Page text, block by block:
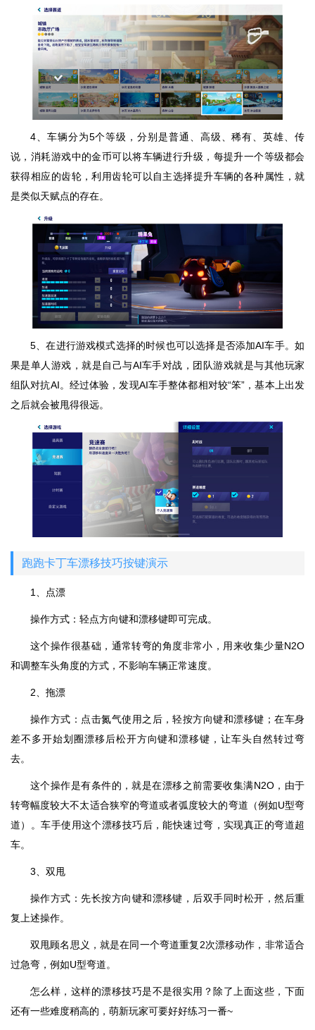
4、车辆分为5个等级，分别是普通、高级、稀有、英雄、传
说，消耗游戏中的金币可以将车辆进行升级，每提升一个等级都会
获得相应的齿轮，利用齿轮可以自主选择提升车辆的各种属性，就
是类似天赋点的存在。
5、在进行游戏模式选择的时候也可以选择是否添加AI车手。如
果是单人游戏，就是自己与AI车手对战，团队游戏就是与其他玩家
组队对抗AI。经过体验，发现AI车手整体都相对较“笨”，基本上出发
之后就会被甩得很远。
跑跑卡丁车漂移技巧按键演示
1、点漂
操作方式：轻点方向键和漂移键即可完成。
这个操作很基础，通常转弯的角度非常小，用来收集少量N2O
和调整车头角度的方式，不影响车辆正常速度。
2、拖漂
操作方式：点击氮气使用之后，轻按方向键和漂移键；在车身
差不多开始划圈漂移后松开方向键和漂移键，让车头自然转过弯
去。
这个操作是有条件的，就是在漂移之前需要收集满N2O，由于
转弯幅度较大不太适合狭窄的弯道或者弧度较大的弯道（例如U型弯
道）。车手使用这个漂移技巧后，能快速过弯，实现真正的弯道超
车。
3、双甩
操作方式：先长按方向键和漂移键，后双手同时松开，然后重
复上述操作。
双甩顾名思义，就是在同一个弯道重复2次漂移动作，非常适合
过急弯，例如U型弯道。
怎么样，这样的漂移技巧是不是很实用？除了上面这些，下面
还有一些难度稍高的，萌新玩家可要好好练习一番~